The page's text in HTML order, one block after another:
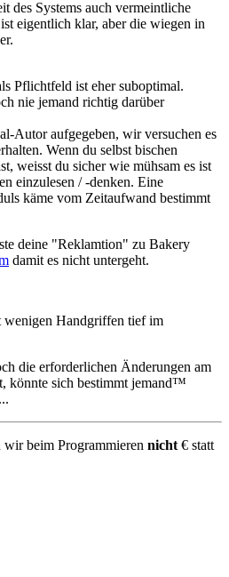
des Systems auch vermeintliche
eigentlich klar, aber die wiegen in
Pflichtfeld ist eher suboptimal.
nie jemand richtig darüber
Autor aufgegeben, wir versuchen es
Wenn du selbst bischen
weisst du sicher wie mühsam es ist
einzulesen / -denken. Eine
käme vom Zeitaufwand bestimmt
deine "Reklamtion" zu Bakery
damit es nicht untergeht.
wenigen Handgriffen tief im
die erforderlichen Änderungen am
könnte sich bestimmt jemand™
beim Programmieren nicht € statt